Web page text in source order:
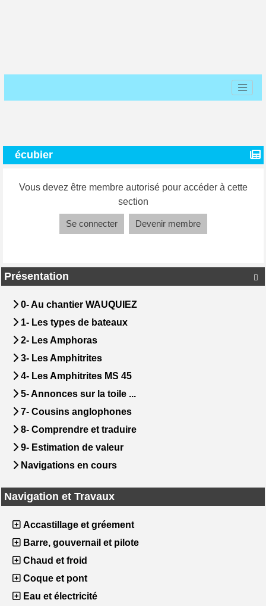

Présentation
0- Au chantier WAUQUIEZ
1- Les types de bateaux
2- Les Amphoras
3- Les Amphitrites
4- Les Amphitrites MS 45
5- Annonces sur la toile ...
7- Cousins anglophones
8- Comprendre et traduire
9- Estimation de valeur
Navigations en cours
Navigation et Travaux
Accastillage et gréement
Barre, gouvernail et pilote
Chaud et froid
Coque et pont
Eau et électricité
écubier
Vous devez être membre autorisé pour accéder à cette
section
Se connecter Devenir membre